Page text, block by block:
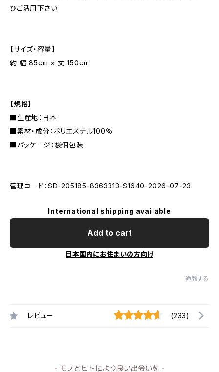
ひご活用下さい
【サイズ・容量】
約 幅 85cm × 丈 150cm
【規格】
■生産地：日本
■素材・成分：ポリエステル100％
■パッケージ：袋個包装
管理コード：SD-205185-8363313-S1640-2026-07-23
International shipping available
Add to cart
日本国内にお住まいの方向け
通報する
レビュー (233)